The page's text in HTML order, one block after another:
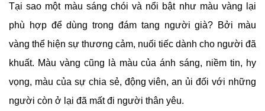
Tại sao một màu sáng chói và nổi bật như màu vàng lại
phù hợp để dùng trong đám tang người già? Bởi màu
vàng thể hiện sự thương cảm, nuối tiếc dành cho người đã
khuất. Màu vàng cũng là màu của ánh sáng, niềm tin, hy
vọng, màu của sự chia sẻ, động viên, an ủi đối với những
người còn ở lại đã mất đi người thân yêu.